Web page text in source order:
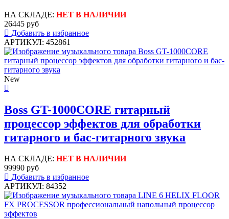
НА СКЛАДЕ: НЕТ В НАЛИЧИИ
26445 руб
Добавить в избранное
АРТИКУЛ: 452861
New
Boss GT-1000CORE гитарный
процессор эффектов для обработки
гитарного и бас-гитарного звука
НА СКЛАДЕ: НЕТ В НАЛИЧИИ
99990 руб
Добавить в избранное
АРТИКУЛ: 84352